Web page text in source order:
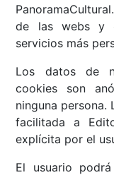
de las webs y
servicios más
Los datos de
cookies son
ninguna persona.
facilitada a
explícita por el
El usuario